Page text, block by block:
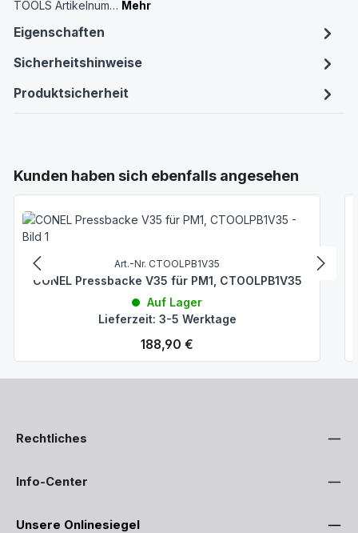
TOOLS Artikelnum… Mehr
Eigenschaften
Sicherheitshinweise
Produktsicherheit
Produktgalerie überspringen
Kunden haben sich ebenfalls angesehen
Art.-Nr. CTOOLPB1V35
CONEL Pressbacke V35 für PM1, CTOOLPB1V35
Auf Lager
Lieferzeit: 3-5 Werktage
Regulärer Preis:
188,90 €
Rechtliches
Info-Center
Unsere Onlinesiegel